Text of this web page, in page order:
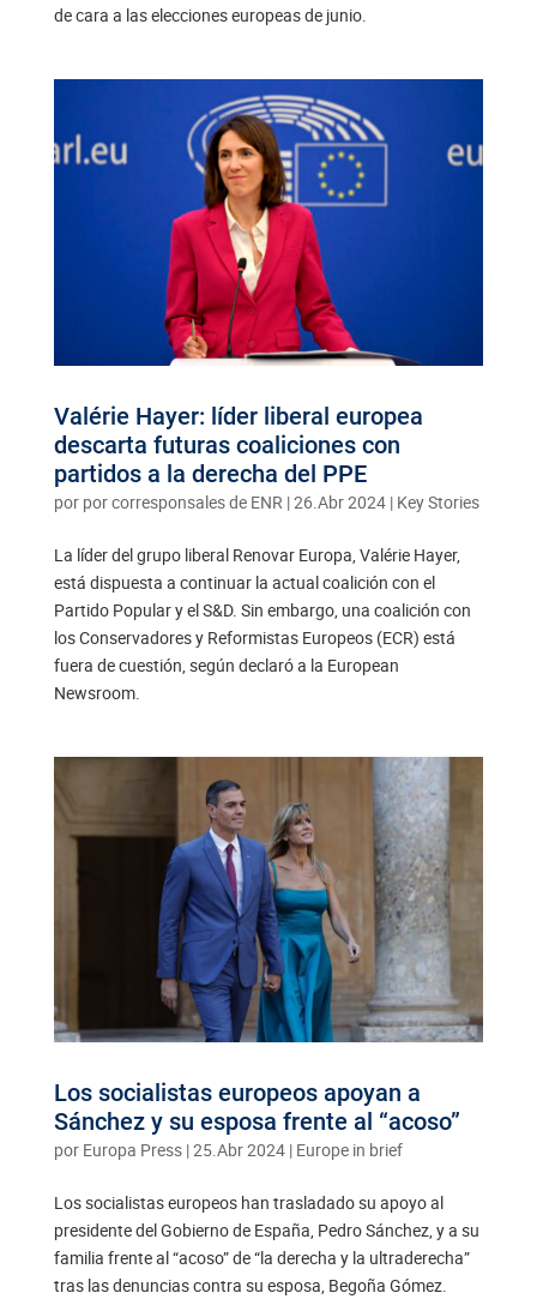
de cara a las elecciones europeas de junio.
Valérie Hayer: líder liberal europea
descarta futuras coaliciones con
partidos a la derecha del PPE
por por corresponsales de ENR |26.Abr 2024| Key Stories
La líder del grupo liberal Renovar Europa, Valérie Hayer,
está dispuesta a continuar la actual coalición con el
Partido Popular y el S&D. Sin embargo, una coalición con
los Conservadores y Reformistas Europeos (ECR) está
fuera de cuestión, según declaró a la European
Newsroom.
Los socialistas europeos apoyan a
Sánchez y su esposa frente al “acoso”
por Europa Press|25.Abr 2024| Europe in brief
Los socialistas europeos han trasladado su apoyo al
presidente del Gobierno de España, Pedro Sánchez, y a su
familia frente al “acoso” de “la derecha y la ultraderecha”
tras las denuncias contra su esposa, Begoña Gómez.